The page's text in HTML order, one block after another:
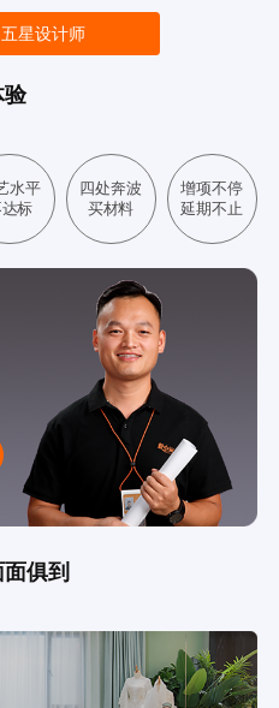
星设计师
验
水平
标
四处奔波
买材料
增项不停
延期不止
俱到